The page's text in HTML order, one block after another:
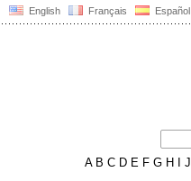
English Français Español
AB C D E F G H J